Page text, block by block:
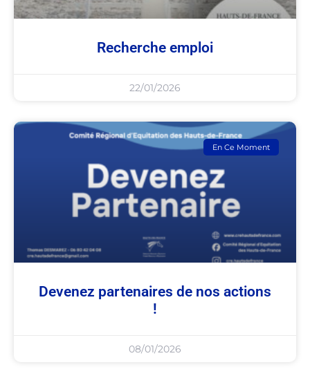
Recherche emploi
22/01/2026
En Ce Moment
Devenez partenaires de nos actions
!
08/01/2026